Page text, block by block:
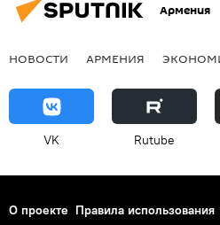
Армения
НОВОСТИ АРМЕНИЯ
VK Rutube
О проекте Правила использования